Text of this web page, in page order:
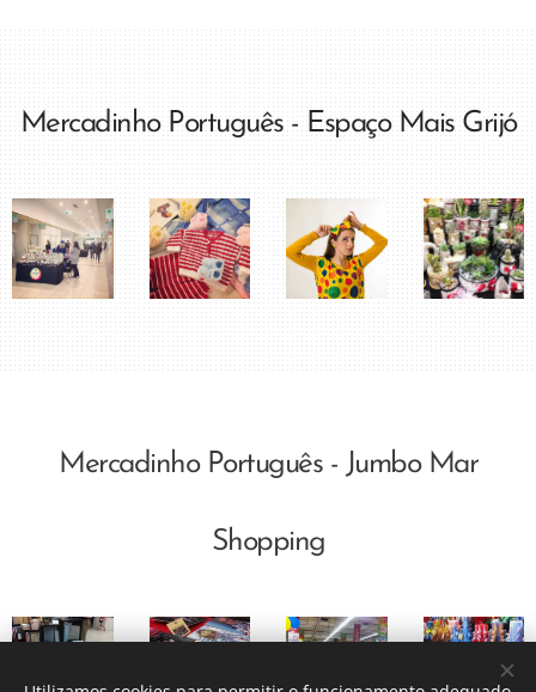
Mercadinho Português - Espaço Mais Grijó
Mercadinho Português - Jumbo Mar
Shopping